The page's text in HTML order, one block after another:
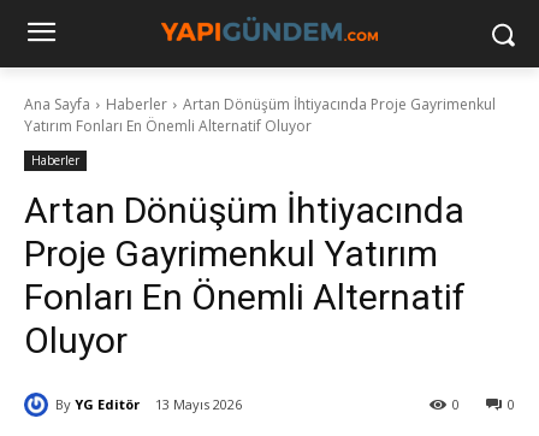
Ana Sayfa Haberler
Artan Dönüşüm İhtiyacında Proje Gayrimenkul
Yatırım Fonları En Önemli Alternatif Oluyor
Haberler
Artan Dönüşüm İhtiyacında
Proje Gayrimenkul Yatırım
Fonları En Önemli Alternatif
Oluyor
By YG Editör 13 Mayıs 2026 0
0